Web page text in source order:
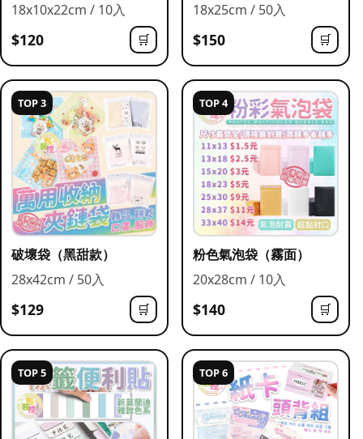
18x10x22cm / 10入
$120 🛒
18x25cm / 50入
$150 🛒
TOP 3
破壞袋（黑甜款）
28x42cm / 50入
$129 🛒
TOP 4
粉色氣泡袋（霧面）
20x28cm / 10入
$140 🛒
TOP 5 TOP 6